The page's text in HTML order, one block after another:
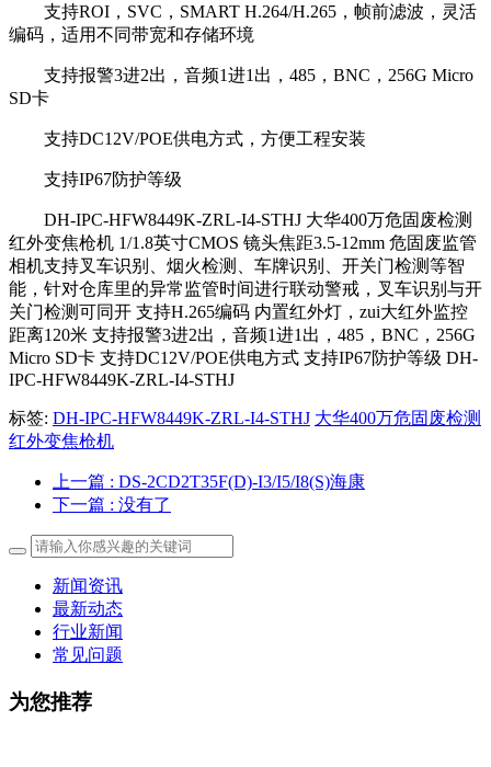
支持ROI，SVC，SMART H.264/H.265，帧前滤波，灵活
编码，适用不同带宽和存储环境
支持报警3进2出，音频1进1出，485，BNC，256G Micro
SD卡
支持DC12V/POE供电方式，方便工程安装
支持IP67防护等级
DH-IPC-HFW8449K-ZRL-I4-STHJ 大华400万危固废检测
红外变焦枪机 1/1.8英寸CMOS 镜头焦距3.5-12mm 危固废监管
相机支持叉车识别、烟火检测、车牌识别、开关门检测等智
能，针对仓库里的异常监管时间进行联动警戒，叉车识别与开
关门检测可同开 支持H.265编码 内置红外灯，zui大红外监控
距离120米 支持报警3进2出，音频1进1出，485，BNC，256G
Micro SD卡 支持DC12V/POE供电方式 支持IP67防护等级 DH-
IPC-HFW8449K-ZRL-I4-STHJ
标签: DH-IPC-HFW8449K-ZRL-I4-STHJ 大华400万危固废检测
红外变焦枪机
上一篇 : DS-2CD2T35F(D)-I3/I5/I8(S)海康
下一篇 : 没有了
新闻资讯
最新动态
行业新闻
常见问题
为您推荐